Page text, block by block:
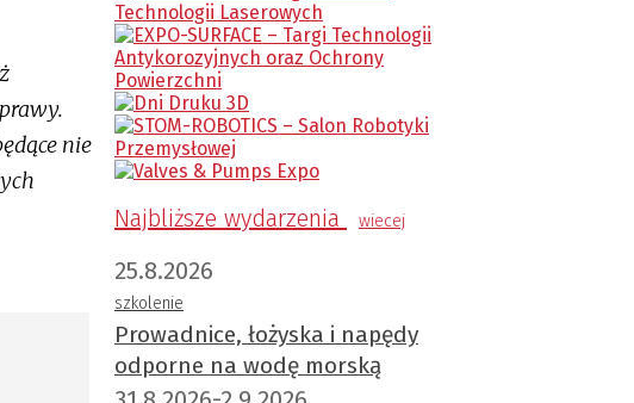
nie
Najbliższe wydarzenia wiecej
25.8.2026
szkolenie
Prowadnice, łożyska i napędy
odporne na wodę morską